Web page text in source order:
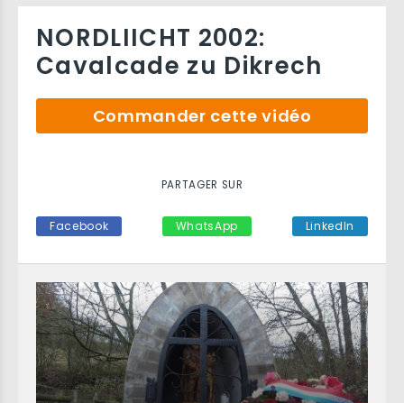
NORDLIICHT 2002:
Cavalcade zu Dikrech
Commander cette vidéo
PARTAGER SUR
Facebook WhatsApp LinkedIn